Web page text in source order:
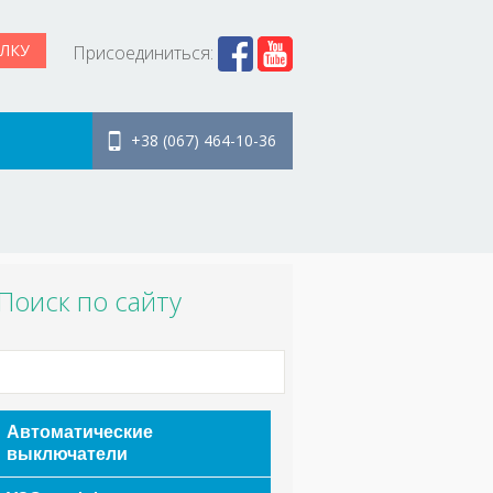
Присоединиться:
+38 (067) 464-10-36
по сайту
Автоматические
выключатели